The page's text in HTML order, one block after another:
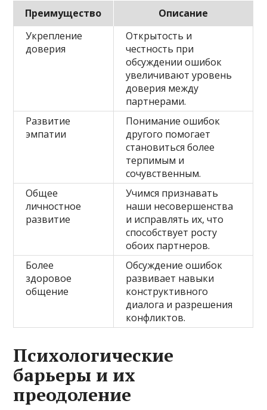
Преимущество
Описание
Укрепление
доверия
Открытость и
честность при
обсуждении ошибок
увеличивают уровень
доверия между
партнерами.
Развитие
эмпатии
Понимание ошибок
другого помогает
становиться более
терпимым и
сочувственным.
Общее
личностное
развитие
Учимся признавать
наши несовершенства
и исправлять их, что
способствует росту
обоих партнеров.
Более
здоровое
общение
Обсуждение ошибок
развивает навыки
конструктивного
диалога и разрешения
конфликтов.
Психологические
барьеры и их
преодоление